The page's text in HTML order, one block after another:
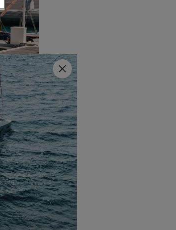
et de
de
Fermer